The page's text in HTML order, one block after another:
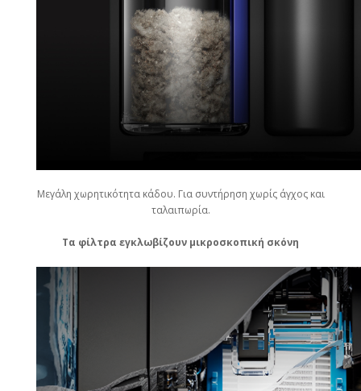
Μεγάλη χωρητικότητα κάδου. Για συντήρηση χωρίς άγχος και
ταλαιπωρία.
Τα φίλτρα εγκλωβίζουν μικροσκοπική σκόνη